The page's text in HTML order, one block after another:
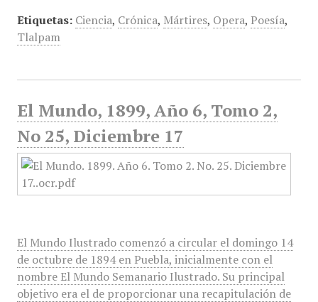
Etiquetas: Ciencia, Crónica, Mártires, Opera, Poesía,
Tlalpam
El Mundo, 1899, Año 6, Tomo 2,
No 25, Diciembre 17
El Mundo Ilustrado comenzó a circular el domingo 14
de octubre de 1894 en Puebla, inicialmente con el
nombre El Mundo Semanario Ilustrado. Su principal
objetivo era el de proporcionar una recapitulación de